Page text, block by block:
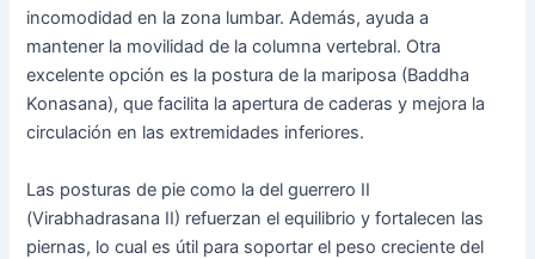
incomodidad en la zona lumbar. Además, ayuda a
mantener la movilidad de la columna vertebral. Otra
excelente opción es la postura de la mariposa (Baddha
Konasana), que facilita la apertura de caderas y mejora la
circulación en las extremidades inferiores.
Las posturas de pie como la del guerrero II
(Virabhadrasana II) refuerzan el equilibrio y fortalecen las
piernas, lo cual es útil para soportar el peso creciente del